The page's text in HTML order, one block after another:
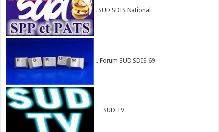
. SUD SDIS National
.. Forum SUD SDIS 69
… SUD TV